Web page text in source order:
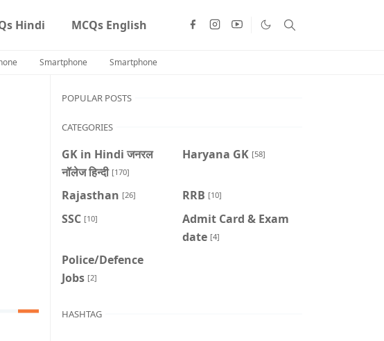
Hindi MCQs English
Smartphone Smartphone
POPULAR POSTS
CATEGORIES
GK in Hindi जनरल
नॉलेज हिन्दी [170]
Haryana GK [58]
Rajasthan [26] RRB [10]
SSC [10]
Admit Card & Exam
date [4]
Police/Defence
Jobs [2]
HASHTAG